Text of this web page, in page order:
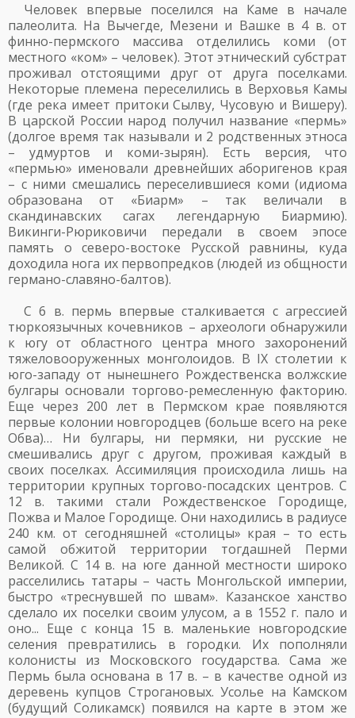
Человек впервые поселился на Каме в начале
палеолита. На Вычегде, Мезени и Вашке в 4 в. от
финно-пермского массива отделились коми (от
местного «ком» – человек). Этот этнический субстрат
проживал отстоящими друг от друга поселками.
Некоторые племена переселились в Верховья Камы
(где река имеет притоки Сылву, Чусовую и Вишеру).
В царской России народ получил название «пермь»
(долгое время так называли и 2 родственных этноса
– удмуртов и коми-зырян). Есть версия, что
«пермью» именовали древнейших аборигенов края
– с ними смешались переселившиеся коми (идиома
образована от «Биарм» – так величали в
скандинавских сагах легендарную Биармию).
Викинги-Рюриковичи передали в своем эпосе
память о северо-востоке Русской равнины, куда
доходила нога их первопредков (людей из общности
германо-славяно-балтов).
С 6 в. пермь впервые сталкивается с агрессией
тюркоязычных кочевников – археологи обнаружили
к югу от областного центра много захоронений
тяжеловооруженных монголоидов. В IX столетии к
юго-западу от нынешнего Рождественска волжские
булгары основали торгово-ремесленную факторию.
Еще через 200 лет в Пермском крае появляются
первые колонии новгородцев (больше всего на реке
Обва)… Ни булгары, ни пермяки, ни русские не
смешивались друг с другом, проживая каждый в
своих поселках. Ассимиляция происходила лишь на
территории крупных торгово-посадских центров. С
12 в. такими стали Рождественское Городище,
Пожва и Малое Городище. Они находились в радиусе
240 км. от сегодняшней «столицы» края – то есть
самой обжитой территории тогдашней Перми
Великой. С 14 в. на юге данной местности широко
расселились татары – часть Монгольской империи,
быстро «треснувшей по швам». Казанское ханство
сделало их поселки своим улусом, а в 1552 г. пало и
оно... Еще с конца 15 в. маленькие новгородские
селения превратились в городки. Их пополняли
колонисты из Московского государства. Сама же
Пермь была основана в 17 в. – в качестве одной из
деревень купцов Строгановых. Усолье на Камском
(будущий Соликамск) появился на карте в этом же